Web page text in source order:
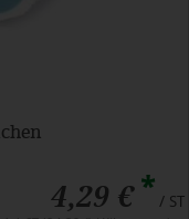
4,29 €* / ST